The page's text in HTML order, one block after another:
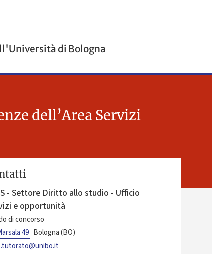
di Bologna
dell’Area Servizi
- Settore Diritto allo studio - Ufficio
e opportunità
di concorso
49 Bologna (BO)